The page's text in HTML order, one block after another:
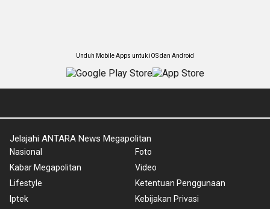
Unduh Mobile Apps untuk iOS dan Android
Jelajahi ANTARA News Megapolitan
Nasional
Kabar Megapolitan
Lifestyle
Iptek
Foto
Video
Ketentuan Penggunaan
Kebijakan Privasi